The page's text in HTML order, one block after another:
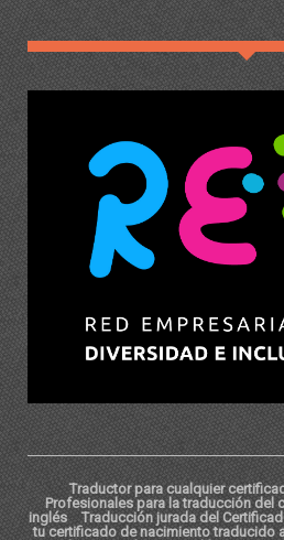
Traductor para cualquier
Profesionales para la traducción del
inglés
Traducción jurada del
tu certificado de nacimiento traducido